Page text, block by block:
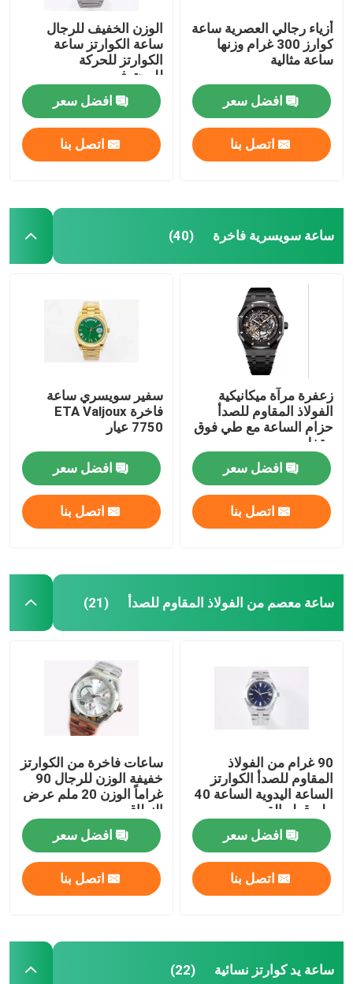
أزياء رجالي العصرية ساعة
كوارز 300 غرام وزنها
ساعة مثالية
افضل سعر
اتصل بنا
الوزن الخفيف للرجال
ساعة الكوارتز ساعة
الكوارتز للحركة
للمحترفين
افضل سعر
اتصل بنا
ساعة سويسرية فاخرة (40)
زعفرة مرآة ميكانيكية
الفولاذ المقاوم للصدأ
حزام الساعة مع طي فوق
مقفل
افضل سعر
اتصل بنا
سفير سويسري ساعة
فاخرة ETA Valjoux
7750 عيار
افضل سعر
اتصل بنا
ساعة معصم من الفولاذ المقاوم للصدأ (21)
90 غرام من الفولاذ
المقاوم للصدأ الكوارتز
الساعة اليدوية الساعة 40
ملم قطر القرص
افضل سعر
اتصل بنا
ساعات فاخرة من الكوارتز
خفيفة الوزن للرجال 90
غراماً الوزن 20 ملم عرض
النطاق
افضل سعر
اتصل بنا
ساعة يد كوارتز نسائية (22)